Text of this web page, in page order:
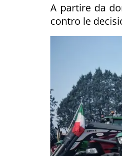
A partire da
contro le